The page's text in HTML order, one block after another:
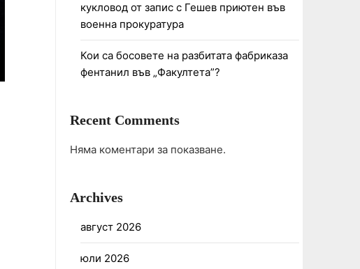
кукловод от запис с Гешев приютен във
военна прокуратура
Кои са босовете на разбитата фабриказа
фентанил във „Факултета”?
Recent Comments
Няма коментари за показване.
Archives
август 2026
юли 2026